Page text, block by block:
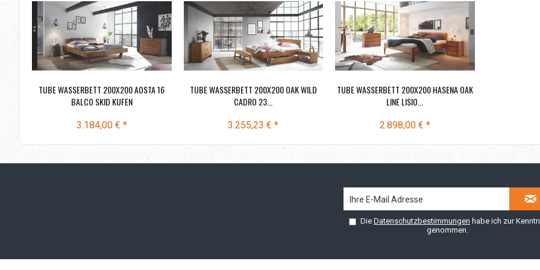
TUBE WASSERBETT 200X200 AOSTA 16
BALCO SKID KUFEN
3.184,00 € *
TUBE WASSERBETT 200X200 OAK WILD
CADRO 23...
3.255,23 € *
TUBE WASSERBETT 200X200 HASENA OAK
LINE LISIO...
2.898,00 € *
Die Datenschutzbestimmungen habe ich zur
genommen.